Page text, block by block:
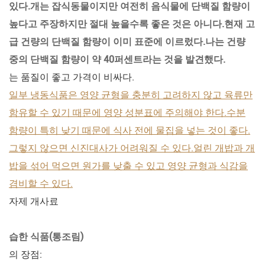
있다.개는 잡식동물이지만 여전히 음식물에 단백질 함량이
높다고 주장하지만 절대 높을수록 좋은 것은 아니다.현재 고
급 건량의 단백질 함량이 이미 표준에 이르렀다.나는 건량
중의 단백질 함량이 약 40퍼센트라는 것을 발견했다.
는 품질이 좋고 가격이 비싸다.
일부 냉동식품은 영양 균형을 충분히 고려하지 않고 육류만
함유할 수 있기 때문에 영양 성분표에 주의해야 한다.수분
함량이 특히 낮기 때문에 식사 전에 물집을 넣는 것이 좋다.
그렇지 않으면 신진대사가 어려워질 수 있다.얼린 개밥과 개
밥을 섞어 먹으면 원가를 낮출 수 있고 영양 균형과 식감을
겸비할 수 있다.
자제 개사료
습한 식품(통조림)
의 장점: